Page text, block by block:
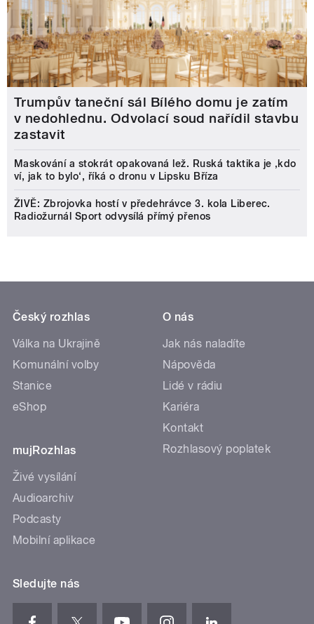
Trumpův taneční sál Bílého domu je zatím
v nedohlednu. Odvolací soud nařídil stavbu
zastavit
Maskování a stokrát opakovaná lež. Ruská taktika je ‚kdo
ví, jak to bylo‘, říká o dronu v Lipsku Bříza
ŽIVĚ: Zbrojovka hostí v předehrávce 3. kola Liberec.
Radiožurnál Sport odvysílá přímý přenos
Český rozhlas
Válka na Ukrajině
Komunální volby
Stanice
eShop
mujRozhlas
Živé vysílání
Audioarchiv
Podcasty
Mobilní aplikace
O nás
Jak nás naladíte
Nápověda
Lidé v rádiu
Kariéra
Kontakt
Rozhlasový poplatek
Sledujte nás